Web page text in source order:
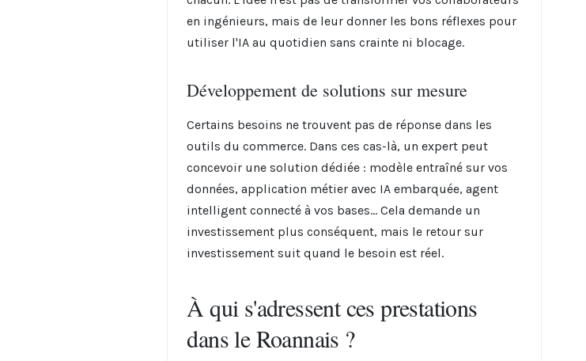
en ingénieurs, mais de leur donner les bons réflexes pour
utiliser l'IA au quotidien sans crainte ni blocage.
Développement de solutions sur mesure
Certains besoins ne trouvent pas de réponse dans les
outils du commerce. Dans ces cas-là, un expert peut
concevoir une solution dédiée : modèle entraîné sur vos
données, application métier avec IA embarquée, agent
intelligent connecté à vos bases... Cela demande un
investissement plus conséquent, mais le retour sur
investissement suit quand le besoin est réel.
À qui s'adressent ces prestations
dans le Roannais ?